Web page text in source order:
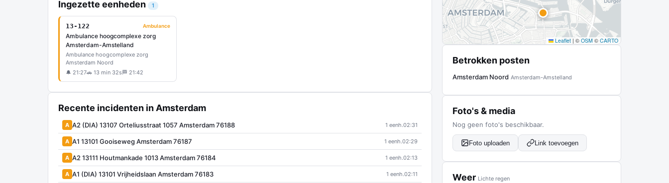
Ingezette eenheden 1
13-122 Ambulance
Ambulance hoogcomplexe zorg
Amsterdam-Amstelland
Ambulance hoogcomplexe zorg
Amsterdam Noord
🔔 21:27🚗 13 min 32s 🏁 21:42
Recente incidenten in Amsterdam
A A2 (DIA) 13107 Orteliusstraat 1057 Amsterdam 76188 1 eenh.02:31
A A1 13101 Gooiseweg Amsterdam 76187 1 eenh.02:29
A A2 13111 Houtmankade 1013 Amsterdam 76184 1 eenh.02:13
A A1 (DIA) 13101 Vrijheidslaan Amsterdam 76183 1 eenh.02:11
Leaflet | © OSM © CARTO
Betrokken posten
Amsterdam Noord Amsterdam-Amstelland
Foto's & media
Nog geen foto's beschikbaar.
Foto uploaden Link toevoegen
Weer Lichte regen